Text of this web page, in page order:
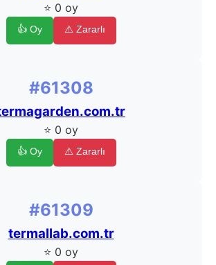
⭐ 0 oy
👍 Oy ⚠️ Zararlı
#61308
⭐ 0 oy
👍 Oy ⚠️ Zararlı
#61309
termallab.com.tr
⭐ 0 oy